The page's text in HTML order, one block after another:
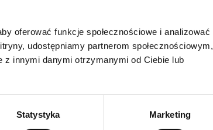
oferować funkcje społecznościowe i analizować
udostępniamy partnerom społecznościowym,
z innymi danymi otrzymanymi od Ciebie lub
Statystyka Marketing